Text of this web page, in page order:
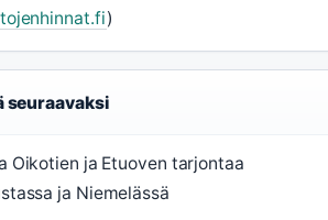
)
seuraavaksi
Oikotien ja Etuoven tarjontaa
ja Niemelässä